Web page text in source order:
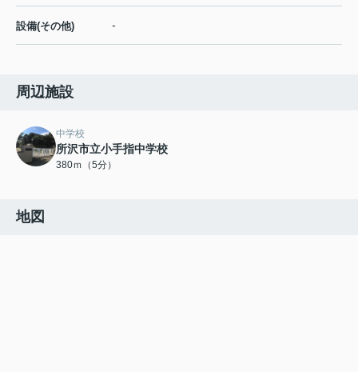
設備(その他) -
周辺施設
中学校
所沢市立小手指中学校
380ｍ（5分）
地図